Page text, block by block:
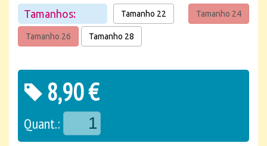
Tamanhos: Tamanho 22 Tamanho 24
Tamanho 26 Tamanho 28
8,90 €
Quant.: